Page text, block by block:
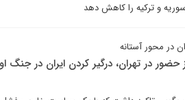
و ترکیه را کاهش دهد
در محور آستانه
حضور در تهران، درگیر کردن ایران در جنگ